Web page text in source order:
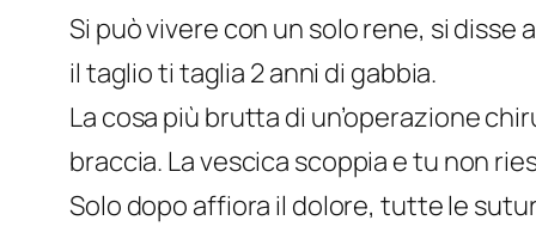
Si può vivere con un solo rene, si disse
il taglio ti taglia 2 anni di gabbia.
La cosa più brutta di un’operazione
braccia. La vescica scoppia e tu non
Solo dopo affiora il dolore, tutte le